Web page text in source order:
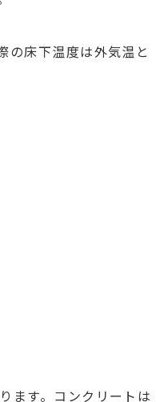
の床下温度は外気温と
ます。コンクリートは